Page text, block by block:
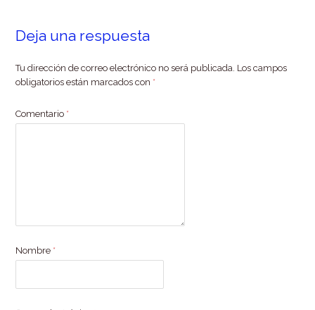
Deja una respuesta
Tu dirección de correo electrónico no será publicada. Los campos
obligatorios están marcados con *
Comentario *
Nombre *